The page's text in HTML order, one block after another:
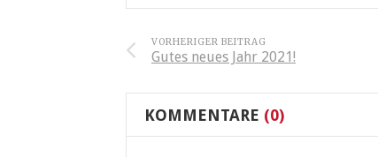
VORHERIGER BEITRAG
Gutes neues Jahr 2021!
KOMMENTARE (0)